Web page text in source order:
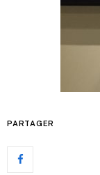
PARTAGER